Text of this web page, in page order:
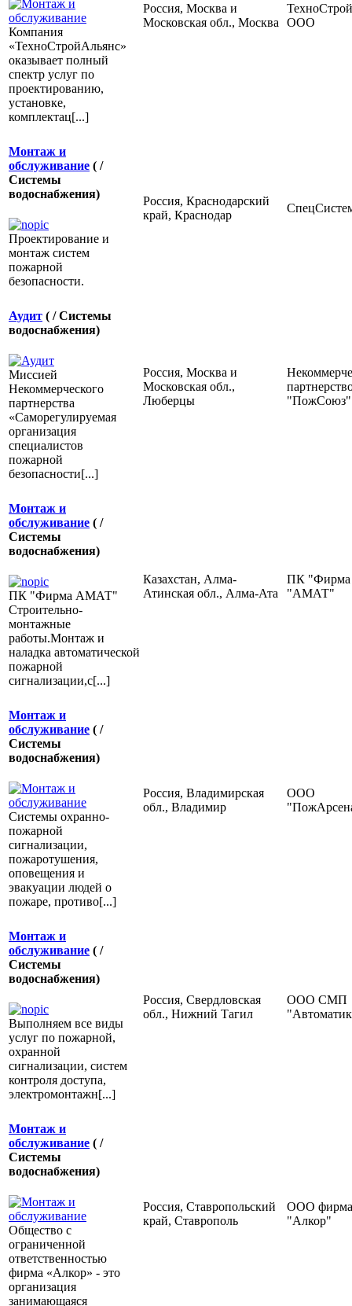
Компания
«ТехноСтройАльянс»
оказывает полный
спектр услуг по
проектированию,
установке,
комплектац[...]
Россия, Москва и
Московская обл., Москва
ООО
Монтаж и
обслуживание ( /
Системы
водоснабжения)
Проектирование и
монтаж систем
пожарной
безопасности.
Россия, Краснодарский
край, Краснодар
Аудит ( / Системы
водоснабжения)
Миссией
Некоммерческого
партнерства
«Саморегулируемая
организация
специалистов
пожарной
безопасности[...]
Россия, Москва и
Московская обл.,
Люберцы
"ПожСоюз"
Монтаж и
обслуживание ( /
Системы
водоснабжения)
ПК "Фирма АМАТ"
Строительно-
монтажные
работы.Монтаж и
наладка автоматической
пожарной
сигнализации,с[...]
Казахстан, Алма-
Атинская обл., Алма-Ата
ПК "Фирма
"АМАТ"
Монтаж и
обслуживание ( /
Системы
водоснабжения)
Системы охранно-
пожарной
сигнализации,
пожаротушения,
оповещения и
эвакуации людей о
пожаре, противо[...]
Россия, Владимирская
обл., Владимир
ООО
Монтаж и
обслуживание ( /
Системы
водоснабжения)
Выполняем все виды
услуг по пожарной,
охранной
сигнализации, систем
контроля доступа,
электромонтажн[...]
Россия, Свердловская
обл., Нижний Тагил
ООО СМП
Монтаж и
обслуживание ( /
Системы
водоснабжения)
Общество с
ограниченной
ответственностью
фирма «Алкор» - это
организация
занимающаяся
Россия, Ставропольский
край, Ставрополь
ООО фирма
"Алкор"